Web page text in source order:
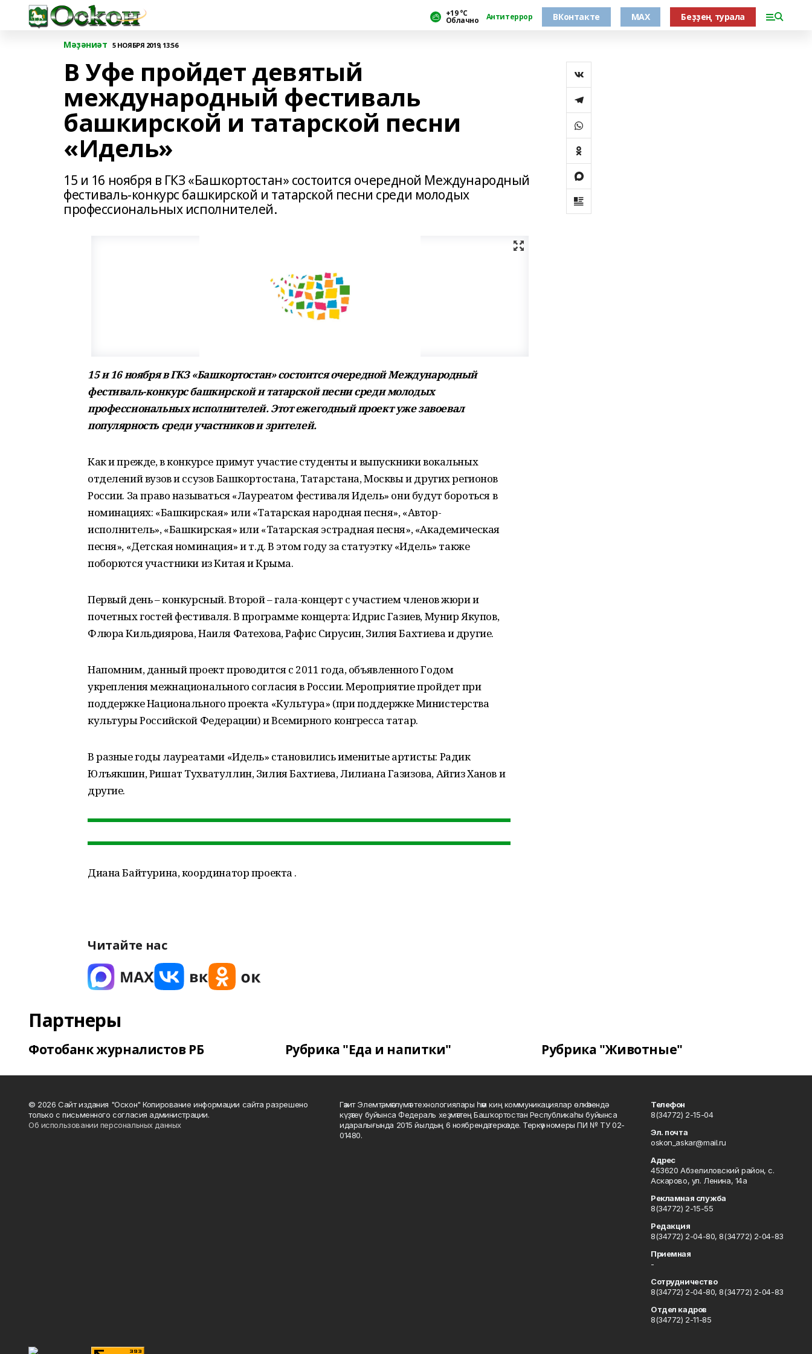
+19 °С
Облачно Антитеррор ВКонтакте MAX Беҙҙең турала
Мәҙәниәт 5 НОЯБРЯ 2019, 13:56
В Уфе пройдет девятый
международный фестиваль
башкирской и татарской песни
«Идель»
15 и 16 ноября в ГКЗ «Башкортостан» состоится очередной Международный
фестиваль-конкурс башкирской и татарской песни среди молодых
профессиональных исполнителей.
15 и 16 ноября в ГКЗ «Башкортостан» состоится очередной Международный
фестиваль-конкурс башкирской и татарской песни среди молодых
профессиональных исполнителей. Этот ежегодный проект уже завоевал
популярность среди участников и зрителей.
Как и прежде, в конкурсе примут участие студенты и выпускники вокальных
отделений вузов и ссузов Башкортостана, Татарстана, Москвы и других регионов
России. За право называться «Лауреатом фестиваля Идель» они будут бороться в
номинациях: «Башкирская» или «Татарская народная песня», «Автор-
исполнитель», «Башкирская» или «Татарская эстрадная песня», «Академическая
песня», «Детская номинация» и т.д. В этом году за статуэтку «Идель» также
поборются участники из Китая и Крыма.
Первый день – конкурсный. Второй – гала-концерт с участием членов жюри и
почетных гостей фестиваля. В программе концерта: Идрис Газиев, Мунир Якупов,
Флюра Кильдиярова, Наиля Фатехова, Рафис Сирусин, Зилия Бахтиева и другие.
Напомним, данный проект проводится с 2011 года, объявленного Годом
укрепления межнационального согласия в России. Мероприятие пройдет при
поддержке Национального проекта «Культура» (при поддержке Министерства
культуры Российской Федерации) и Всемирного конгресса татар.
В разные годы лауреатами «Идель» становились именитые артисты: Радик
Юлъякшин, Ришат Тухватуллин, Зилия Бахтиева, Лилиана Газизова, Айгиз Ханов и
другие.
Диана Байтурина, координатор проекта .
Читайте нас
Партнеры
Фотобанк журналистов РБ Рубрика "Еда и напитки" Рубрика "Животные"
© 2026 Сайт издания "Оскон" Копирование информации сайта разрешено
только с письменного согласия администрации.
Об использовании персональных данных
Гәзит Элемтә, мәғлүмәт технологиялары һәм киң коммуникациялар өлкәһендә
күҙәтеү буйынса Федераль хеҙмәттең Башҡортостан Республикаһы буйынса
идаралығында 2015 йылдың 6 ноябрендә теркәлде. Теркәү номеры ПИ № ТУ 02-
01480.
Телефон
8(34772) 2-15-04
Эл. почта
oskon_askar@mail.ru
Адрес
453620 Абзелиловский район, с.
Аскарово, ул. Ленина, 14а
Рекламная служба
8(34772) 2-15-55
Редакция
8(34772) 2-04-80, 8(34772) 2-04-83
Приемная
-
Сотрудничество
8(34772) 2-04-80, 8(34772) 2-04-83
Отдел кадров
8(34772) 2-11-85